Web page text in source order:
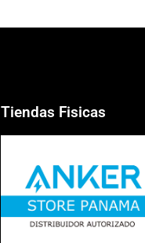
Tiendas Fisicas